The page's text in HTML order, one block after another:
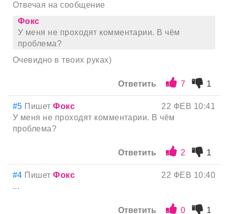
Отвечая на сообщение
Фокс
У меня не проходят комментарии. В чём
проблема?
Очевидно в твоих руках)
Ответить 7 1
#5 ПишетФокс
22 ФЕВ 10:41
У меня не проходят комментарии. В чём
проблема?
Ответить 2 1
#4 ПишетФокс
22 ФЕВ 10:40
...
Ответить 0 1